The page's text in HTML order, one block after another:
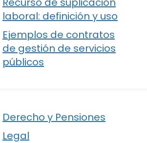
laboral: definición y uso
Ejemplos de contratos
de gestión de servicios
públicos
Derecho y Pensiones
Legal